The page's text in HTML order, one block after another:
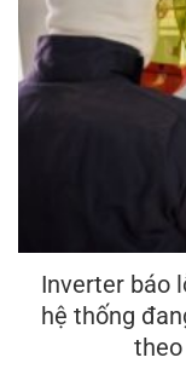
Inverter báo
hệ thống